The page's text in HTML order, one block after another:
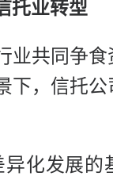
托业转型
业共同争
下，信托
异化发展的